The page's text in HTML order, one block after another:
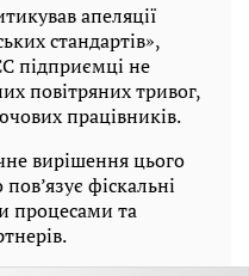
апеляції
стандартів»,
підприємці не
повітряних тривог,
працівників.
вирішення цього
фіскальні
процесами та